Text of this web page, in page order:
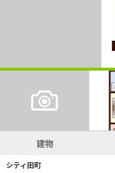
建物
シティ田町